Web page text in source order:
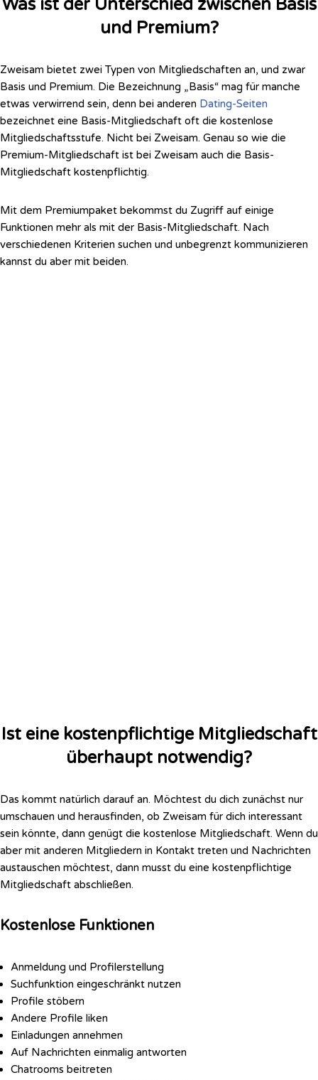
Was ist der Unterschied zwischen Basis
und Premium?
Zweisam bietet zwei Typen von Mitgliedschaften an, und zwar
Basis und Premium. Die Bezeichnung „Basis“ mag für manche
etwas verwirrend sein, denn bei anderen Dating-Seiten
bezeichnet eine Basis-Mitgliedschaft oft die kostenlose
Mitgliedschaftsstufe. Nicht bei Zweisam. Genau so wie die
Premium-Mitgliedschaft ist bei Zweisam auch die Basis-
Mitgliedschaft kostenpflichtig.
Mit dem Premiumpaket bekommst du Zugriff auf einige
Funktionen mehr als mit der Basis-Mitgliedschaft. Nach
verschiedenen Kriterien suchen und unbegrenzt kommunizieren
kannst du aber mit beiden.
Ist eine kostenpflichtige Mitgliedschaft
überhaupt notwendig?
Das kommt natürlich darauf an. Möchtest du dich zunächst nur
umschauen und herausfinden, ob Zweisam für dich interessant
sein könnte, dann genügt die kostenlose Mitgliedschaft. Wenn du
aber mit anderen Mitgliedern in Kontakt treten und Nachrichten
austauschen möchtest, dann musst du eine kostenpflichtige
Mitgliedschaft abschließen.
Kostenlose Funktionen
Anmeldung und Profilerstellung
Suchfunktion eingeschränkt nutzen
Profile stöbern
Andere Profile liken
Einladungen annehmen
Auf Nachrichten einmalig antworten
Chatrooms beitreten